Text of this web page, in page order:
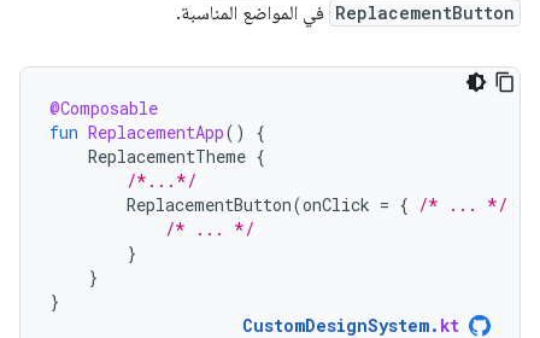
ReplacementButton في المواضع المناسبة.
@Composable
fun ReplacementApp()
{
ReplacementTheme {
/*...*/
ReplacementButton(onClick = { /* ... */
/* ... */
}
}
}
CustomDesignSystem. kt